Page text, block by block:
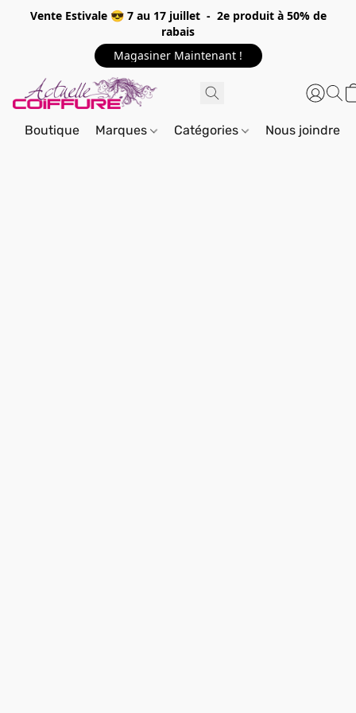
Vente Estivale 😎 7 au 17 juillet - 2e produit à 50% de
rabais
Magasiner Maintenant !
Boutique Marques Catégories Nous joindre